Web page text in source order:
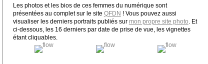
Les photos et les bios de ces femmes du numérique sont
présentées au complet sur le site QFDN ! Vous pouvez aussi
visualiser les derniers portraits publiés sur mon propre site photo . Et
ci-dessous, les 16 derniers par date de prise de vue, les vignettes
étant cliquables.